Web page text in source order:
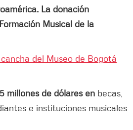
La donación
Musical de la
del Museo de Bogotá
millones de dólares en becas,
e instituciones musicales